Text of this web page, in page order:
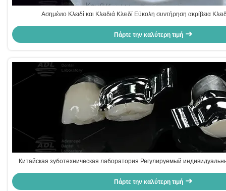
Ασημένιο Κλειδί και Κλειδιά Κλειδί Εύκολη συντήρηση ακρίβεια
Πάρτε την καλύτερη τιμή
Китайская зуботехническая лаборатория Регулируемый
Πάρτε την καλύτερη τιμή